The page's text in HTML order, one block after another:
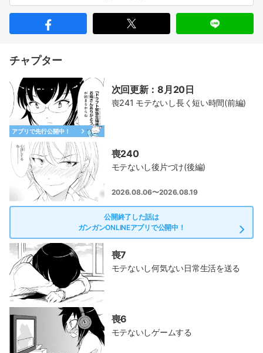
チャプター
アプリで先行公開中！
次回更新：8月20日
喪241 モテないし長く短い時間(前編)
喪240
モテないし後片づけ(後編)
2026.08.06〜2026.08.19
公開終了した話は
ガンガンONLINEアプリで公開中！
喪7
モテないし何気ない日常生活を送る
喪6
モテないしゲームする